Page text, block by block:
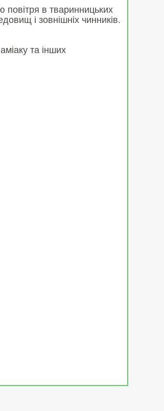
в тваринницьких
і зовнішніх чинників.
та інших